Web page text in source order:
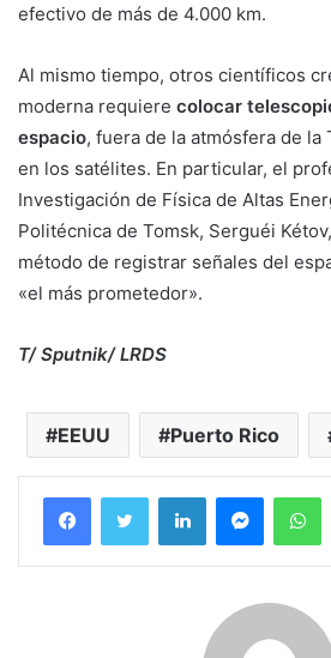
efectivo de más de 4.000 km.
Al mismo tiempo, otros científicos
moderna requiere colocar
espacio, fuera de la atmósfera de
en los satélites. En particular, el
Investigación de Física de Altas
Politécnica de Tomsk, Serguéi
método de registrar señales del
«el más prometedor».
T/ Sputnik/ LRDS
EEUU Puerto Rico
FacebookTwitter LinkedIn